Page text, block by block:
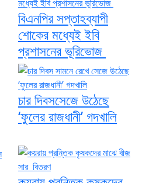
বিএনপির সপ্তাহব্যাপী
শোকের মধ্যেই ইবি
প্রশাসনের ভূরিভোজ
চার দিবসসেজে উঠেছে
‘ফুলের রাজধানী’ গদখালি